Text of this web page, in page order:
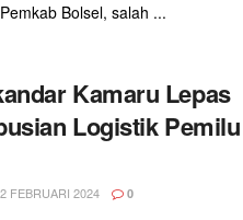
Bolsel, salah ...
Kamaru Lepas
Logistik Pemilu
FEBRUARI 2024 0